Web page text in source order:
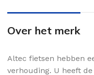
Over het merk
Altec fietsen hebben
verhouding. U heeft